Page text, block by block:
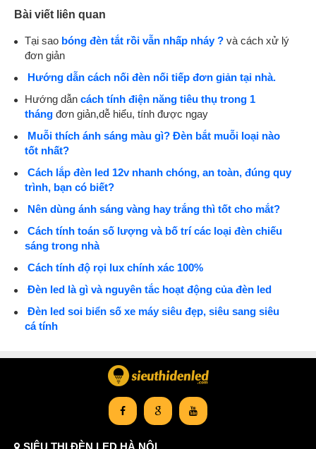
Bài viết liên quan
Tại sao bóng đèn tắt rồi vẫn nhấp nháy ? và cách xử lý
đơn giản
Hướng dẫn cách nối đèn nối tiếp đơn giản tại nhà.
Hướng dẫn cách tính điện năng tiêu thụ trong 1
tháng đơn giản,dễ hiểu, tính được ngay
Muỗi thích ánh sáng màu gì? Đèn bắt muỗi loại nào
tốt nhất?
Cách lắp đèn led 12v nhanh chóng, an toàn, đúng quy
trình, bạn có biết?
Nên dùng ánh sáng vàng hay trắng thì tốt cho mắt?
Cách tính toán số lượng và bố trí các loại đèn chiếu
sáng trong nhà
Cách tính độ rọi lux chính xác 100%
Đèn led là gì và nguyên tắc hoạt động của đèn led
Đèn led soi biển số xe máy siêu đẹp, siêu sang siêu
cá tính